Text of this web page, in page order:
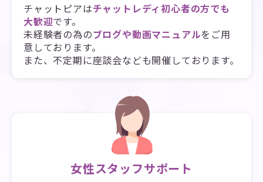
チャットピアはチャットレディ初心者の方でも
大歓迎です。
未経験者の為のブログや動画マニュアルをご用
意しております。
また、不定期に座談会なども開催しております。
女性スタッフサポート